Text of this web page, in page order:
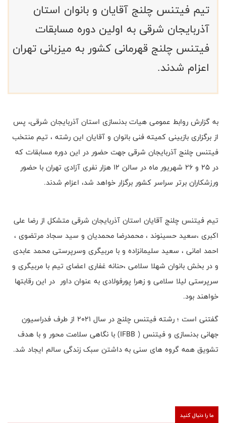
تیم فیتنس چلنج آقایان و بانوان استان
آذربایجان شرقی به اولین دوره مسابقات
فیتنس چلنج قهرمانی کشور به میزبانی تهران
اعزام شدند.
به گزارش روابط عمومی هیات بدنسازی استان آذربایجان شرقی، پس
از برگزاری بازبینی کمیته فنی بانوان و آقایان این رشته ، تیم منتخب
فیتنس چلنج آذربایجان شرقی جهت حضور در این دوره مسابقات که
در ۲۵ و ۲۶ شهریور ماه در سالن ۱۲ هزار نفری آزادی تهران با حضور
ورزشکاران برتر سراسر کشور برگزار خواهد شد، اعزام شدند.
تیم فیتنس چلنج آقایان استان آذربایجان شرقی متشکل از رضا علی
اکبری ،سعید حسینوند ، محمدرضا محمدیان و سید سجاد مرتضوی ،
احمد امانی ، سعید سلیمانزاده و با مربیگری وسرپرستی محمد عابدی
و در بخش بانوان شهلا سلامی ،حنانه غفاری اعضای تیم با مربیگری و
سرپرستی لیلا سلامی و زهرا پورفولادی به عنوان داور در این رقابتها
خواهند بود.
گفتنی است ؛ رشته فیتنس چلنج در سال ۲۰۲۱ از طرف فدراسیون
جهانی بدنسازی و فیتنس ( IFBB) با نگاهی سلامت محور و با هدف
تشویق همه گروه های سنی به داشتن سبک زندگی سالم ایجاد شد.
ما را دنبال کنید